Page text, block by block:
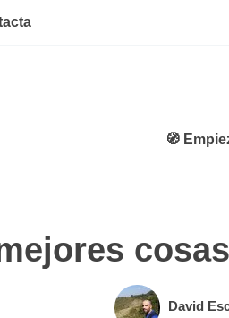
🧭
David